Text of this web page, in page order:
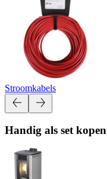
Stroomkabels
Handig als set kopen